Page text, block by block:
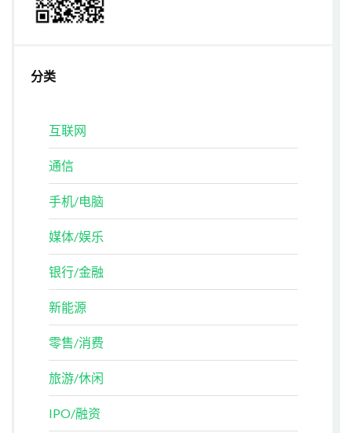
分类
互联网
通信
手机/电脑
媒体/娱乐
银行/金融
新能源
零售/消费
旅游/休闲
IPO/融资